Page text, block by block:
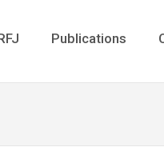
Publications